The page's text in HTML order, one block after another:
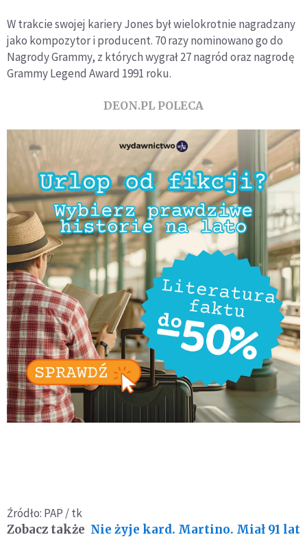
W trakcie swojej kariery Jones był wielokrotnie nagradzany
jako kompozytor i producent. 70 razy nominowano go do
Nagrody Grammy, z których wygrał 27 nagród oraz nagrodę
Grammy Legend Award 1991 roku.
DEON.PL POLECA
Źródło: PAP / tk
Zobacz także Nie żyje kard. Martino. Miał 91 lat